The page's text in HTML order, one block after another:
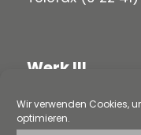
Wir verwenden Cookies,
optimieren.
Werk III
58313 Herdecke